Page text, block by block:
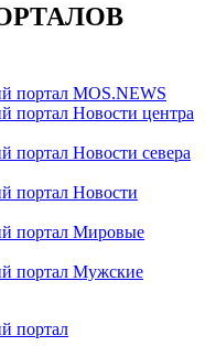
портал MOS.NEWS
портал Новости центра
портал Новости севера
портал Новости
портал Мировые
портал Мужские
портал